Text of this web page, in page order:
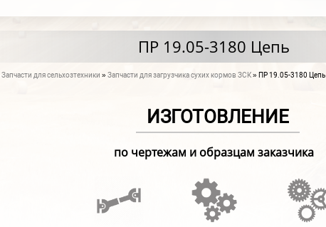
ПР 19.05-3180 Цепь
Запчасти для сельхозтехники » Запчасти для загрузчика сухих кормов ЗСК» ПР 19.05-3180 Цепь
ИЗГОТОВЛЕНИЕ
по чертежам и образцам заказчика